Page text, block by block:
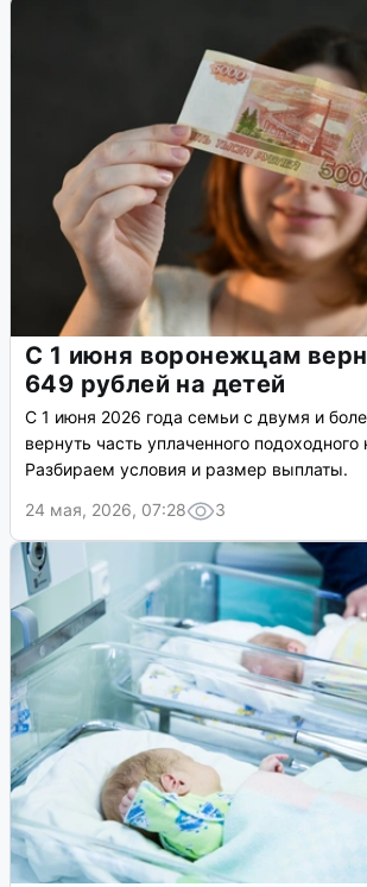
С 1 июня воронежцам
649 рублей на детей
С 1 июня 2026 года семьи с двумя и
вернуть часть уплаченного подоходного
Разбираем условия и размер выплаты.
24 мая, 2026, 07:28
3